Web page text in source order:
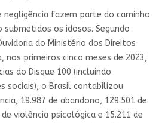
negligência fazem parte do caminho
submetidos os idosos. Segundo
do Ministério dos Direitos
nos primeiros cinco meses de 2023,
do Disque 100 (incluindo
sociais), o Brasil contabilizou
19.987 de abandono, 129.501 de
violência psicológica e 15.211 de